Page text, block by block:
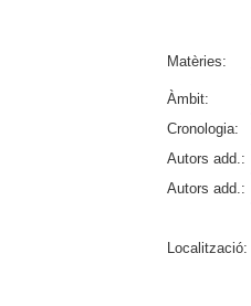
Matèries:
Àmbit:
Cronologia:
Autors add.:
Autors add.:
Localització: